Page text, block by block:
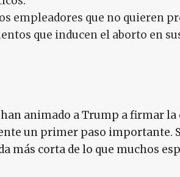
empleadores que no quieren
que inducen el aborto en
animado a Trump a firmar
un primer paso importante.
más corta de lo que muchos